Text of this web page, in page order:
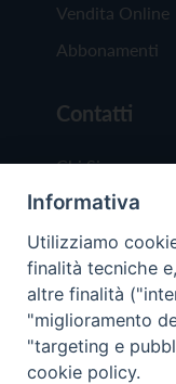
Vendita Online
Abbonamenti
Contatti
Chi Siamo
Redazione
Scrivici
Copyright ©
Informativa
Utilizziamo
finalità tecniche
altre finalità
"miglioramento
"targeting e
cookie policy.